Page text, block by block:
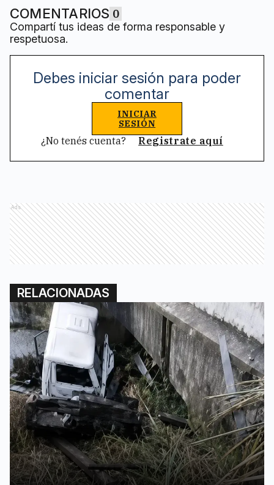
COMENTARIOS 0
Compartí tus ideas de forma responsable y
respetuosa.
Debes iniciar sesión para poder
comentar
INICIAR
SESIÓN
¿No tenés cuenta? Registrate aquí
Ads
RELACIONADAS